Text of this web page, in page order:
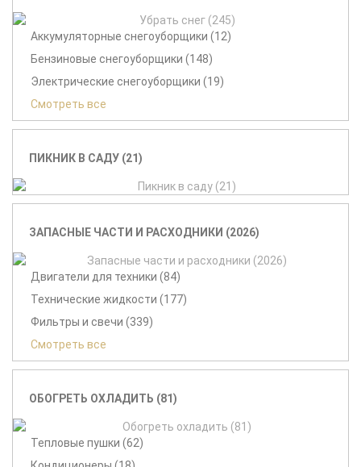
Аккумуляторные снегоуборщики (12)
Бензиновые снегоуборщики (148)
Электрические снегоуборщики (19)
Смотреть все
ПИКНИК В САДУ (21)
ЗАПАСНЫЕ ЧАСТИ И РАСХОДНИКИ (2026)
Двигатели для техники (84)
Технические жидкости (177)
Фильтры и свечи (339)
Смотреть все
ОБОГРЕТЬ ОХЛАДИТЬ (81)
Тепловые пушки (62)